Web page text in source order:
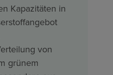
Kapazitäten in
von
grünem